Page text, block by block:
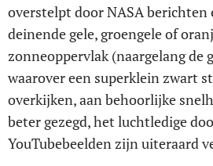
overstelpt door NASA berichten
deinende gele, groengele of
zonneoppervlak (naargelang de
waarover een superklein zwart
overkijken, aan behoorlijke
beter gezegd, het luchtledige
YouTubebeelden zijn uiteraard